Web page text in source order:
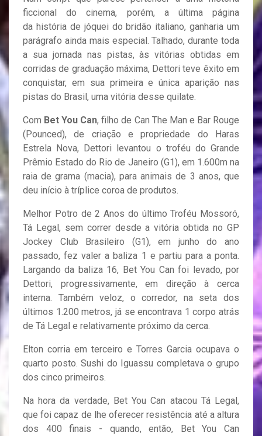
ficcional do cinema, porém, a última página
da história de jóquei do bridão italiano, ganharia um
parágrafo ainda mais especial. Talhado, durante toda
a sua jornada nas pistas, às vitórias obtidas em
corridas de graduação máxima, Dettori teve êxito em
conquistar, em sua primeira e única aparição nas
pistas do Brasil, uma vitória desse quilate.
Com Bet You Can, filho de Can The Man e Bar Rouge
(Pounced), de criação e propriedade do Haras
Estrela Nova, Dettori levantou o troféu do Grande
Prêmio Estado do Rio de Janeiro (G1), em 1.600m na
raia de grama (macia), para animais de 3 anos, que
deu início à tríplice coroa de produtos.
Melhor Potro de 2 Anos do último Troféu Mossoró,
Tá Legal, sem correr desde a vitória obtida no GP
Jockey Club Brasileiro (G1), em junho do ano
passado, fez valer a baliza 1 e partiu para a ponta.
Largando da baliza 16, Bet You Can foi levado, por
Dettori, progressivamente, em direção à cerca
interna. Também veloz, o corredor, na seta dos
últimos 1.200 metros, já se encontrava 1 corpo atrás
de Tá Legal e relativamente próximo da cerca.
Elton corria em terceiro e Torres Garcia ocupava o
quarto posto. Sushi do Iguassu completava o grupo
dos cinco primeiros.
Na hora da verdade, Bet You Can atacou Tá Legal,
que foi capaz de lhe oferecer resistência até a altura
dos 400 finais - quando, então, Bet You Can